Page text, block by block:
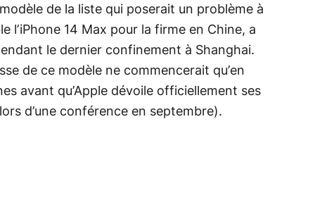
de la liste qui poserait un problème à
l’iPhone 14 Max pour la firme en Chine, a
le dernier confinement à Shanghai.
de ce modèle ne commencerait qu’en
avant qu’Apple dévoile officiellement ses
d’une conférence en septembre).